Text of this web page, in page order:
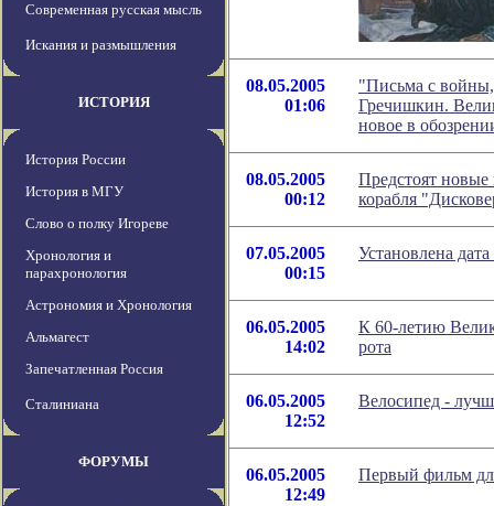
Современная русская мысль
Искания и размышления
ИСТОРИЯ
История России
История в МГУ
Слово о полку Игореве
Хронология и
парахронология
Астрономия и Хронология
Альмагест
Запечатленная Россия
Сталиниана
ФОРУМЫ
08.05.2005
01:06
"Письма с
Гречишкин.
новое в
08.05.2005
00:12
Предстоят
корабля
07.05.2005
00:15
Установлена
06.05.2005
14:02
К 60-летию
рота
06.05.2005
12:52
Велосипед -
06.05.2005
12:49
Первый фильм